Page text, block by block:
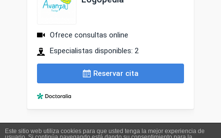
Este sitio web utiliza cookies para que usted tenga la mejor experiencia de